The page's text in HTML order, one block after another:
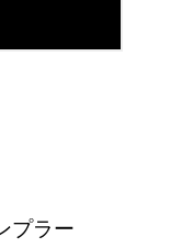
プラー